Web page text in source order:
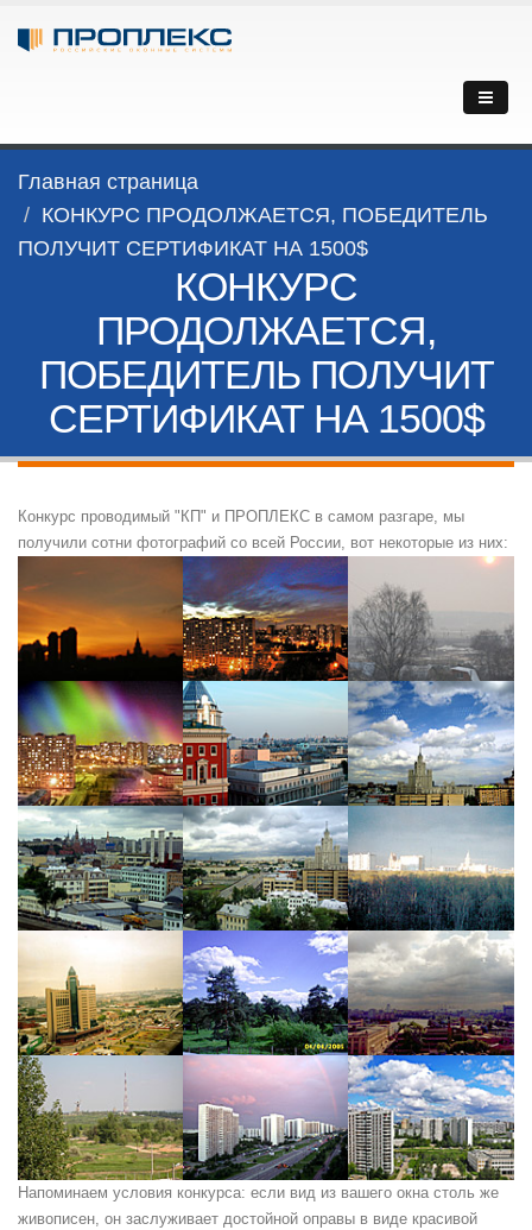
Главная страница
КОНКУРС ПРОДОЛЖАЕТСЯ, ПОБЕДИТЕЛЬ
ПОЛУЧИТ СЕРТИФИКАТ НА 1500$
КОНКУРС
ПРОДОЛЖАЕТСЯ,
ПОБЕДИТЕЛЬ ПОЛУЧИТ
СЕРТИФИКАТ НА 1500$
Конкурс проводимый "КП" и ПРОПЛЕКС в самом разгаре, мы
получили сотни фотографий со всей России, вот некоторые из них:
Напоминаем условия конкурса: если вид из вашего окна столь же
живописен, он заслуживает достойной оправы в виде красивой